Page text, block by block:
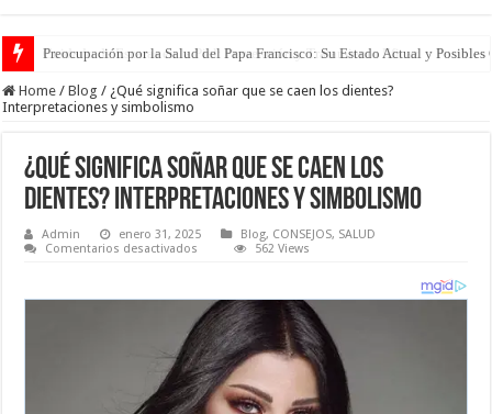
Preocupación por la Salud del Papa Francisco: Su Estado Actual y Posibles
Home / Blog / ¿Qué significa soñar que se caen los dientes?
Interpretaciones y simbolismo
¿Qué significa soñar que se caen los
dientes? Interpretaciones y simbolismo
Admin enero 31, 2025 Blog, CONSEJOS, SALUD
Comentarios desactivados
que
se
caen
los
dientes?
Interpretaciones
y
simbolismo
562 Views